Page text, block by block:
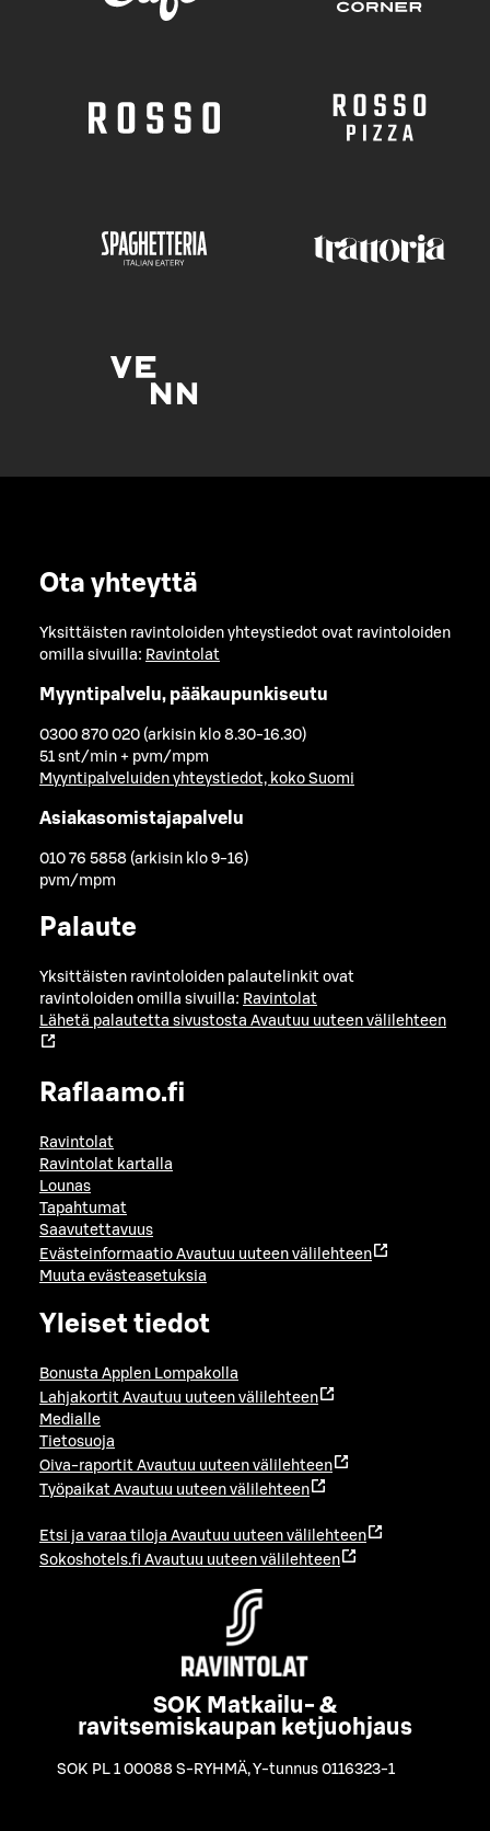
Ota yhteyttä
Yksittäisten ravintoloiden yhteystiedot ovat ravintoloiden
omilla sivuilla: Ravintolat
Myyntipalvelu, pääkaupunkiseutu
0300 870 020 (arkisin klo 8.30-16.30)
51 snt/min + pvm/mpm
Myyntipalveluiden yhteystiedot, koko Suomi
Asiakasomistajapalvelu
010 76 5858 (arkisin klo 9-16)
pvm/mpm
Palaute
Yksittäisten ravintoloiden palautelinkit ovat
ravintoloiden omilla sivuilla: Ravintolat
Lähetä palautetta sivustosta Avautuu uuteen välilehteen
Raflaamo.fi
Ravintolat
Ravintolat kartalla
Lounas
Tapahtumat
Saavutettavuus
Evästeinformaatio Avautuu uuteen välilehteen
Muuta evästeasetuksia
Yleiset tiedot
Bonusta Applen Lompakolla
Lahjakortit Avautuu uuteen välilehteen
Medialle
Tietosuoja
Oiva-raportit Avautuu uuteen välilehteen
Työpaikat Avautuu uuteen välilehteen
Etsi ja varaa tiloja Avautuu uuteen välilehteen
Sokoshotels.fi Avautuu uuteen välilehteen
SOK Matkailu- &
ravitsemiskaupan ketjuohjaus
SOK PL 1 00088 S-RYHMÄ,Y-tunnus 0116323-1